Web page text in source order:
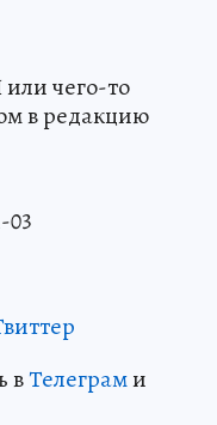
чего-то
в редакцию
03
вТелеграми